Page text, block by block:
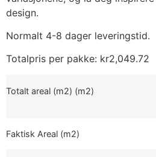
design.
Normalt 4-8 dager leveringstid.
Totalpris per pakke: kr2,049.72
Totalt areal (m2) (m2)
Faktisk Areal (m2)